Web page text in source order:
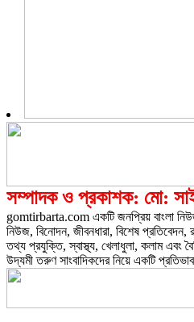
সম্পাদক ও প্রকাশক: মো:
gomtirbarta.com একটি জনপ্রিয় বাংলা
নিউজ, বিনোদন, জীবনধারা, বিশেষ প্রতিবেদন,
তথ্য প্রযুক্তি, স্বাস্থ্য, খেলাধুলা, কলাম এবং
উদ্যমী তরুণ সাংবাদিকদের নিয়ে একটি